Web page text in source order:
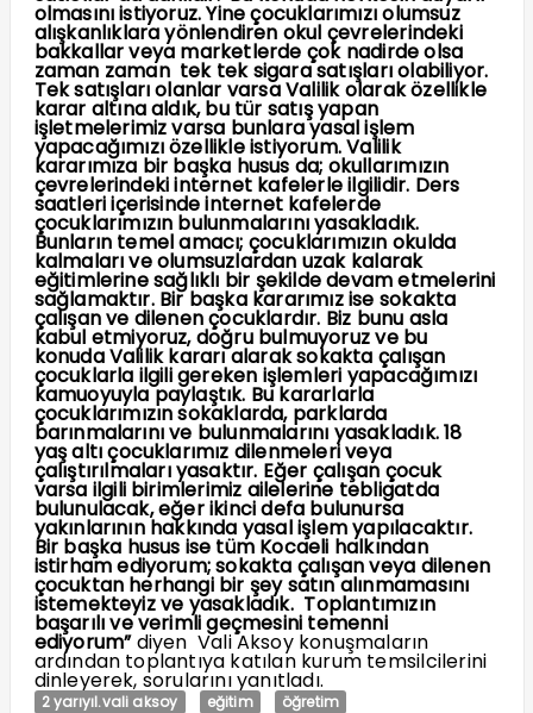
olmasını istiyoruz. Yine çocuklarımızı olumsuz
alışkanlıklara yönlendiren okul çevrelerindeki
bakkallar veya marketlerde çok nadirde olsa
zaman zaman tek tek sigara satışları olabiliyor.
Tek satışları olanlar varsa Valilik olarak özellikle
karar altına aldık, bu tür satış yapan
işletmelerimiz varsa bunlara yasal işlem
yapacağımızı özellikle istiyorum. Valilik
kararımıza bir başka husus da; okullarımızın
çevrelerindeki internet kafelerle ilgilidir. Ders
saatleri içerisinde internet kafelerde
çocuklarımızın bulunmalarını yasakladık.
Bunların temel amacı; çocuklarımızın okulda
kalmaları ve olumsuzlardan uzak kalarak
eğitimlerine sağlıklı bir şekilde devam etmelerini
sağlamaktır. Bir başka kararımız ise sokakta
çalışan ve dilenen çocuklardır. Biz bunu asla
kabul etmiyoruz, doğru bulmuyoruz ve bu
konuda Valilik kararı alarak sokakta çalışan
çocuklarla ilgili gereken işlemleri yapacağımızı
kamuoyuyla paylaştık. Bu kararlarla
çocuklarımızın sokaklarda, parklarda
barınmalarını ve bulunmalarını yasakladık. 18
yaş altı çocuklarımız dilenmeleri veya
çalıştırılmaları yasaktır. Eğer çalışan çocuk
varsa ilgili birimlerimiz ailelerine tebligatda
bulunulacak, eğer ikinci defa bulunursa
yakınlarının hakkında yasal işlem yapılacaktır.
Bir başka husus ise tüm Kocaeli halkından
istirham ediyorum; sokakta çalışan veya dilenen
çocuktan herhangi bir şey satın alınmamasını
istemekteyiz ve yasakladık. Toplantımızın
başarılı ve verimli geçmesini temenni
ediyorum”diyen Vali Aksoy konuşmaların
ardından toplantıya katılan kurum temsilcilerini
dinleyerek, sorularını yanıtladı.
2 yarıyıl.vali aksoy eğitim öğretim